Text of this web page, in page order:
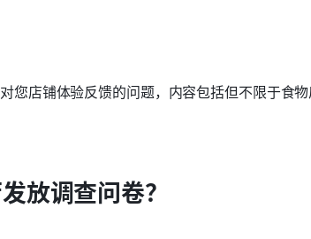
您店铺体验反馈的问题，内容包括但不限于食
放调查问卷？